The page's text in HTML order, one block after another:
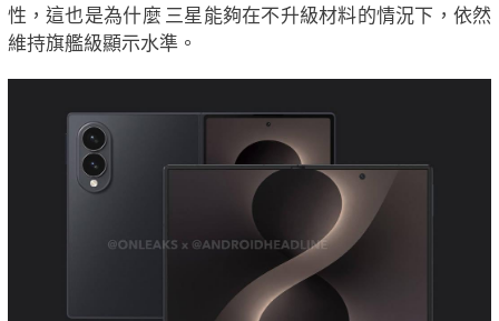
性，這也是為什麼 三星能夠在不升級材料的情況下，依然
維持旗艦級顯示水準。